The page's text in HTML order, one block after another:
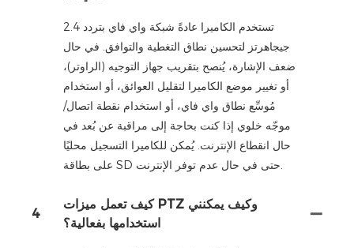
تستخدم الكاميرا عادةً شبكة واي فاي بتردد 2.4
جيجاهرتز لتحسين نطاق التغطية والتوافق. في حال
ضعف الإشارة، يُنصح بتقريب جهاز التوجيه (الراوتر)،
أو تغيير موضع الكاميرا لتقليل العوائق، أو استخدام
مُوسِّع نطاق واي فاي، أو استخدام نقطة اتصال/
موجّه خلوي إذا كنت بحاجة إلى مراقبة عن بُعد في
حال انقطاع الإنترنت. يُمكن للكاميرا التسجيل محليًا
على بطاقة SD حتى في حال عدم توفر الإنترنت.
4
كيف تعمل ميزات PTZ وكيف يمكنني
استخدامها بفعالية؟